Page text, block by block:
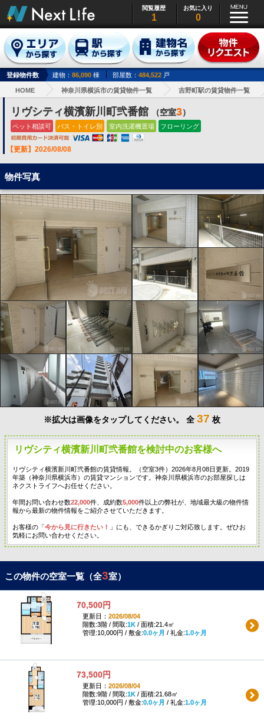
閲覧履歴
1
お気に入り
0
登録物件数 建物： 86,090 棟 部屋数： 484,522 戸
HOME 神奈川県横浜市の賃貸物件一覧 吉野町駅の賃貸物件一覧
リヴシティ横濱新川町弐番館 （空室3）
ペット相談可 バス・トイレ別 室内洗濯機置場 フローリング
【更新】2026/08/08
物件写真
※拡大は画像をタップしてください。 全 37 枚
リヴシティ横濱新川町弐番館を検討中のお客様へ
リヴシティ横濱新川町弐番館の賃貸情報。（空室3件）2026年8月08日更新。2019
年築（神奈川県横浜市）の賃貸マンションです。神奈川県横浜市のお部屋探しは
ネクストライフへお任せください。
年間お問い合わせ数22,000件、成約数5,000件以上の弊社が、地域最大級の物件情
報から最新の物件情報をご紹介させていただきます。
お客様の「今から見に行きたい！
」にも、できるかぎりご対応致します。ぜひお
気軽にお問い合わせください。
この物件の空室一覧（全3室）
70,500円
更新日： 2026/08/04
階数:3階 / 間取:1K/ 面積:21.4㎡
管理:10,000円 / 敷金:0.0ヶ月 / 礼金:1.0ヶ月
73,500円
更新日： 2026/08/04
階数:9階 / 間取:1K/ 面積:21.68㎡
管理:10,000円 / 敷金:0.0ヶ月 / 礼金:1.0ヶ月